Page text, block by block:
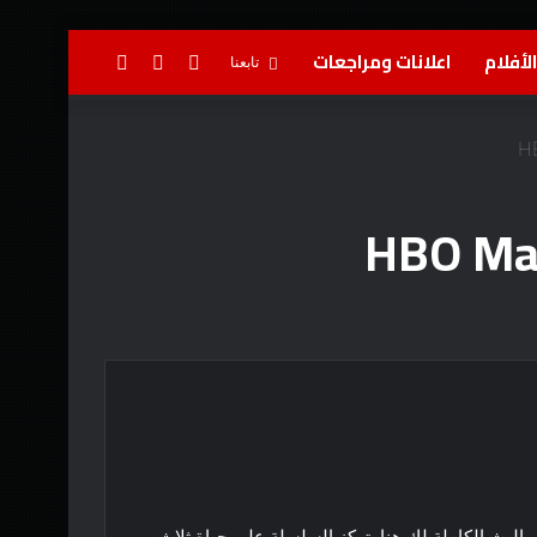
اعلانات ومراجعات إضافة تسجيل تابعنا